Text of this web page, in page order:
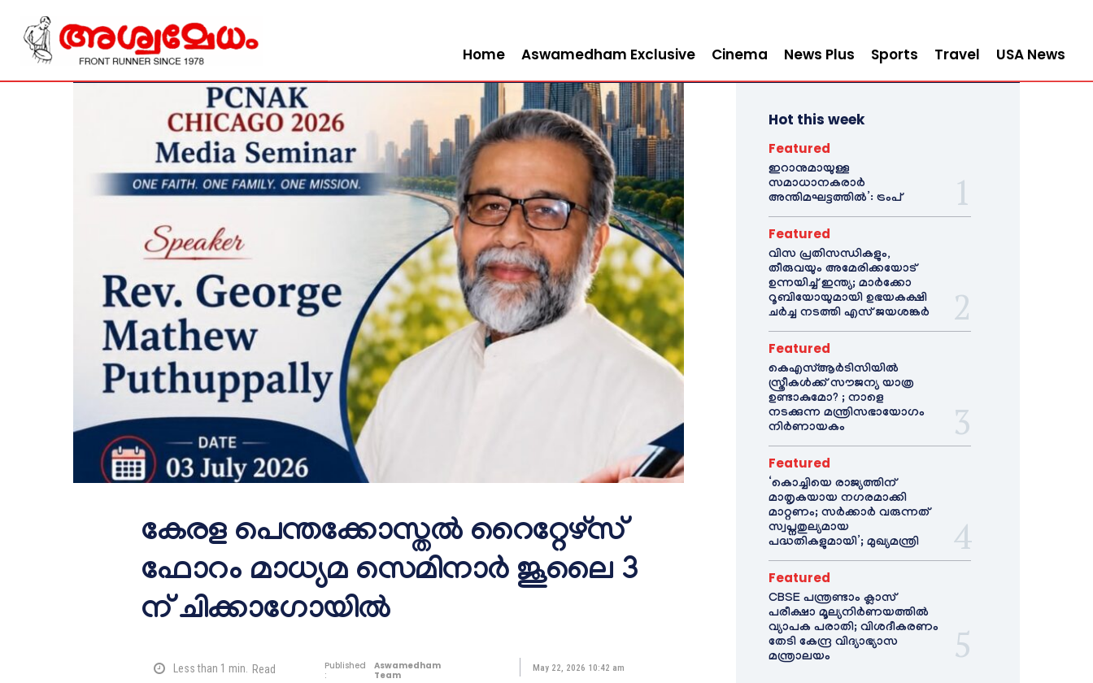
Home Aswamedham Exclusive Cinema News Plus Sports Travel USA News
കേരള പെന്തക്കോസ്തൽ റൈറ്റേഴ്സ്
ഫോറം മാധ്യമ സെമിനാർ ജൂലൈ 3
ന് ചിക്കാഗോയിൽ
Less than 1 min. Read
Published
:
Aswamedham
Team
May 22, 2026 10:42 am
Hot this week
Featured
ഇറാനുമായുള്ള
സമാധാനകരാർ
അന്തിമഘട്ടത്തിൽ‌’: ട്രംപ്
Featured
വിസ പ്രതിസന്ധികളും,
തീരുവയും അമേരിക്കയോട്
ഉന്നയിച്ച് ഇന്ത്യ; മാർക്കോ
റൂബിയോയുമായി ഉഭയകക്ഷി
ചർച്ച നടത്തി എസ് ജയശങ്കർ
Featured
കെഎസ്ആർടിസിയിൽ
സ്ത്രീകൾക്ക് സൗജന്യ യാത്ര
ഉണ്ടാകുമോ? ; നാളെ
നടക്കുന്ന മന്ത്രിസഭായോഗം
നിർണായകം
Featured
‘കൊച്ചിയെ രാജ്യത്തിന്
മാതൃകയായ നഗരമാക്കി
മാറ്റണം; സർക്കാർ വരുന്നത്
സ്വപ്നതുല്യമായ
പദ്ധതികളുമായി’; മുഖ്യമന്ത്രി
Featured
CBSE പന്ത്രണ്ടാം ക്ലാസ്
പരീക്ഷാ മൂല്യനിർണയത്തിൽ
വ്യാപക പരാതി; വിശദീകരണം
തേടി കേന്ദ്ര വിദ്യാഭ്യാസ
മന്ത്രാലയം